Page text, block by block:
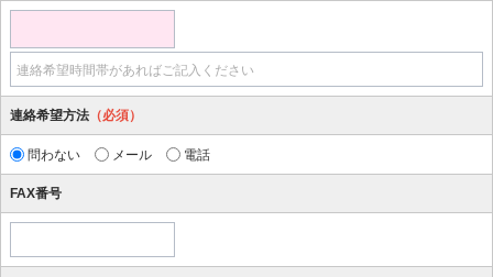
連絡希望時間帯があればご記入ください
連絡希望方法 （必須）
問わない メール 電話
FAX番号